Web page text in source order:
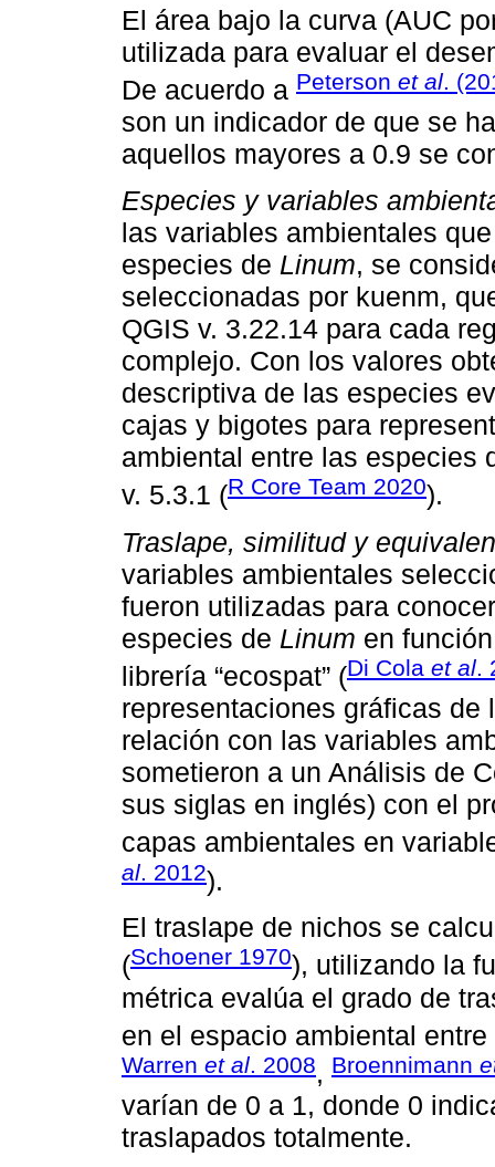
El área bajo la curva (AUC
utilizada para evaluar el
De acuerdo a Peterson et al.
son un indicador de que se
aquellos mayores a 0.9 se
Especies y variables
las variables ambientales
especies de Linum, se
seleccionadas por kuenm,
QGIS v. 3.22.14 para cada
complejo. Con los valores
descriptiva de las especies
cajas y bigotes para
ambiental entre las especies
v. 5.3.1 (R Core Team 2020).
Traslape, similitud y
variables ambientales
fueron utilizadas para
especies de Linum en
librería “ecospat” (Di Cola et al.
representaciones gráficas
relación con las variables
sometieron a un Análisis de
sus siglas en inglés) con el
capas ambientales en
al. 2012).
El traslape de nichos se
(Schoener 1970), utilizando la
métrica evalúa el grado de
en el espacio ambiental
Warren et al. 2008, Broennimann
varían de 0 a 1, donde 0
traslapados totalmente.